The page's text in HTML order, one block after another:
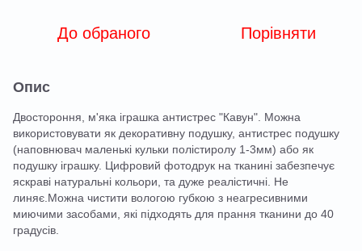
До обраного Порівняти
Опис
Двостороння, м'яка іграшка антистрес "Кавун". Можна
використовувати як декоративну подушку, антистрес подушку
(наповнювач маленькі кульки полістиролу 1-3мм) або як
подушку іграшку. Цифровий фотодрук на тканині забезпечує
яскраві натуральні кольори, та дуже реалістичні. Не
линяє.Можна чистити вологою губкою з неагресивними
миючими засобами, які підходять для прання тканини до 40
градусів.